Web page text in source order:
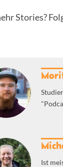
Stories?
Ist